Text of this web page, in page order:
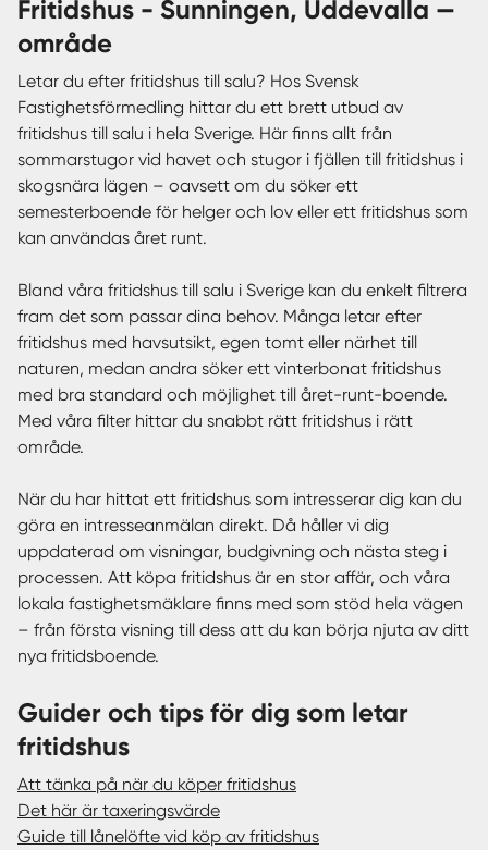
fritidshus - Sunningen, Uddevalla —
område
Letar du efter fritidshus till salu? Hos Svensk
Fastighetsförmedling hittar du ett brett utbud av
fritidshus till salu i hela Sverige. Här finns allt från
sommarstugor vid havet och stugor i fjällen till fritidshus i
skogsnära lägen – oavsett om du söker ett
semesterboende för helger och lov eller ett fritidshus som
kan användas året runt.
Bland våra fritidshus till salu i Sverige kan du enkelt filtrera
fram det som passar dina behov. Många letar efter
fritidshus med havsutsikt, egen tomt eller närhet till
naturen, medan andra söker ett vinterbonat fritidshus
med bra standard och möjlighet till året-runt-boende.
Med våra filter hittar du snabbt rätt fritidshus i rätt
område.
När du har hittat ett fritidshus som intresserar dig kan du
göra en intresseanmälan direkt. Då håller vi dig
uppdaterad om visningar, budgivning och nästa steg i
processen. Att köpa fritidshus är en stor affär, och våra
lokala fastighetsmäklare finns med som stöd hela vägen
– från första visning till dess att du kan börja njuta av ditt
nya fritidsboende.
Guider och tips för dig som letar
fritidshus
Att tänka på när du köper fritidshus
Det här är taxeringsvärde
Guide till lånelöfte vid köp av fritidshus